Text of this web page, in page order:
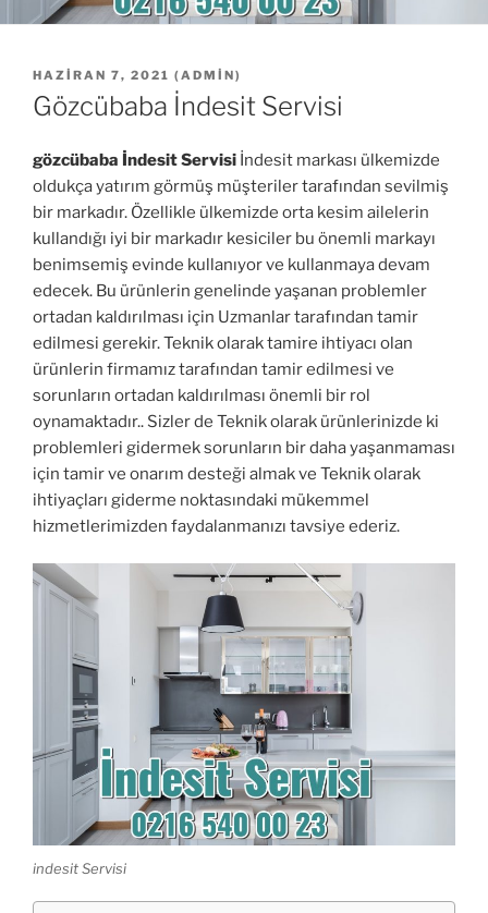
YAYIM
TARIHI
HAZIRAN 7, 2021 ( ADMIN)
Gözcübaba İndesit Servisi
gözcübaba İndesit Servisi İndesit markası ülkemizde
oldukça yatırım görmüş müşteriler tarafından sevilmiş
bir markadır. Özellikle ülkemizde orta kesim ailelerin
kullandığı iyi bir markadır kesiciler bu önemli markayı
benimsemiş evinde kullanıyor ve kullanmaya devam
edecek. Bu ürünlerin genelinde yaşanan problemler
ortadan kaldırılması için Uzmanlar tarafından tamir
edilmesi gerekir. Teknik olarak tamire ihtiyacı olan
ürünlerin firmamız tarafından tamir edilmesi ve
sorunların ortadan kaldırılması önemli bir rol
oynamaktadır.. Sizler de Teknik olarak ürünlerinizde ki
problemleri gidermek sorunların bir daha yaşanmaması
için tamir ve onarım desteği almak ve Teknik olarak
ihtiyaçları giderme noktasındaki mükemmel
hizmetlerimizden faydalanmanızı tavsiye ederiz.
indesit Servisi